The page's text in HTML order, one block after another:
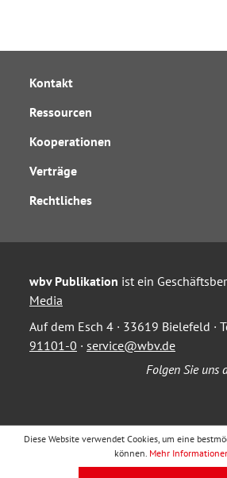
Kontakt
Ressourcen
Kooperationen
Verträge
Rechtliches
wbv Publikation ist ein
Media
Auf dem Esch 4 · 33619 Bielefeld ·
91101-0 · service@wbv.de
Folgen Sie uns
Diese Website verwendet Cookies, um eine
können. Mehr